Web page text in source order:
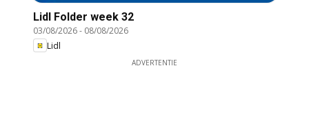
Lidl Folder week 32
03/08/2026- 08/08/2026
Lidl
ADVERTENTIE